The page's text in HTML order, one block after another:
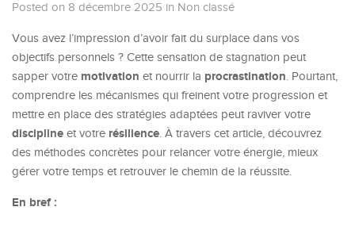
Posted on 8 décembre 2025 in Non classé
Vous avez l’impression d’avoir fait du surplace dans vos
objectifs personnels ? Cette sensation de stagnation peut
sapper votre motivation et nourrir la procrastination. Pourtant,
comprendre les mécanismes qui freinent votre progression et
mettre en place des stratégies adaptées peut raviver votre
discipline et votre résilience. À travers cet article, découvrez
des méthodes concrètes pour relancer votre énergie, mieux
gérer votre temps et retrouver le chemin de la réussite.
En bref :